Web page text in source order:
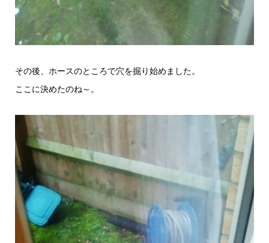
その後、ホースのところで穴を掘り始めました。
ここに決めたのね～。